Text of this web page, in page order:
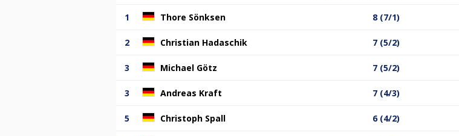
1 Thore Sönksen 8 (7/1)
2 Christian Hadaschik 7 (5/2)
3 Michael Götz 7 (5/2)
3 Andreas Kraft 7 (4/3)
5 Christoph Spall 6 (4/2)